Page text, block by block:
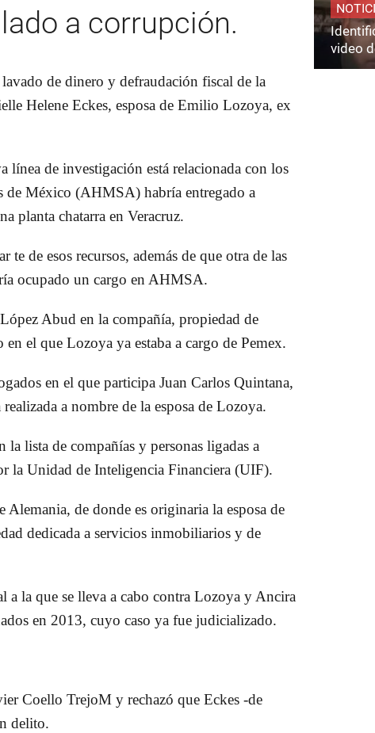
a corrupción.
de dinero y defraudación fiscal de la
Helene Eckes, esposa de Emilio Lozoya, ex
línea de investigación está relacionada con los
de México (AHMSA) habría entregado a
planta chatarra en Veracruz.
te de esos recursos, además de que otra de las
ocupado un cargo en AHMSA.
Abud en la compañía, propiedad de
el que Lozoya ya estaba a cargo de Pemex.
en el que participa Juan Carlos Quintana,
a nombre de la esposa de Lozoya.
la lista de compañías y personas ligadas a
la Unidad de Inteligencia Financiera (UIF).
Alemania, de donde es originaria la esposa de
dedicada a servicios inmobiliarios y de
a la que se lleva a cabo contra Lozoya y Ancira
en 2013, cuyo caso ya fue judicializado.
Coello TrejoM y rechazó que Eckes -de
delito.
video